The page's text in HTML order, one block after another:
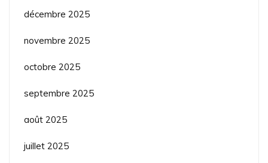
décembre 2025
novembre 2025
octobre 2025
septembre 2025
août 2025
juillet 2025